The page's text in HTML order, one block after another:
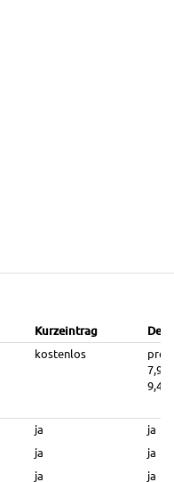
Kurzeintrag
kostenlos
pro
7,95
9,46
ja
ja
ja
ja
ja ja